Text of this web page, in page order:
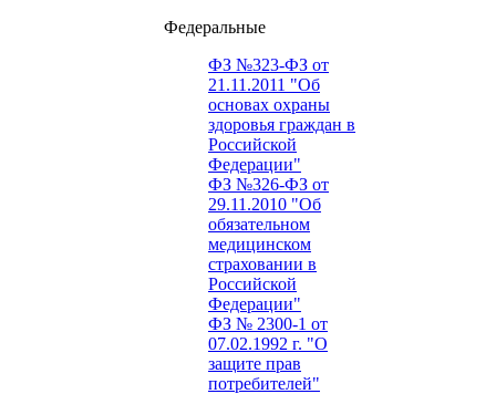
Федеральные
ФЗ №323-ФЗ от
21.11.2011 "Об
основах охраны
здоровья граждан в
Российской
Федерации"
ФЗ №326-ФЗ от
29.11.2010 "Об
обязательном
медицинском
страховании в
Российской
Федерации"
ФЗ № 2300-1 от
07.02.1992 г. "О
защите прав
потребителей"